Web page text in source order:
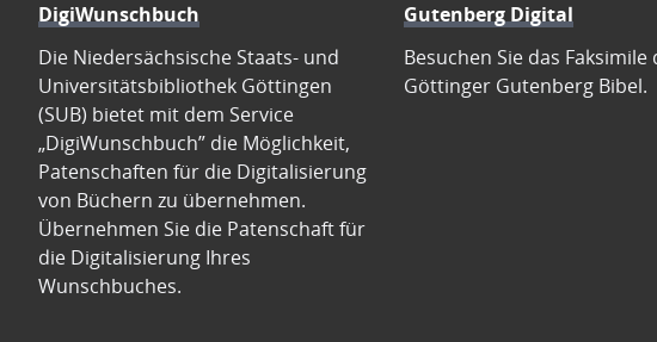
DigiWunschbuch
Die Niedersächsische Staats- und
Universitätsbibliothek Göttingen
(SUB) bietet mit dem Service
„DigiWunschbuch” die Möglichkeit,
Patenschaften für die Digitalisierung
von Büchern zu übernehmen.
Übernehmen Sie die Patenschaft für
die Digitalisierung Ihres
Wunschbuches.
Gutenberg Digital
Besuchen Sie das Faksimile
Göttinger Gutenberg Bibel.